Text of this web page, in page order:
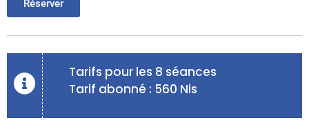
Réserver
Tarifs pour les 8 séances
Tarif abonné : 560 Nis